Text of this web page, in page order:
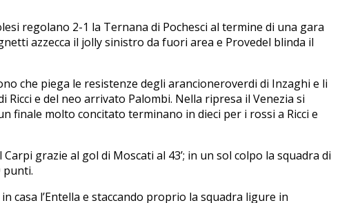
regolano 2-1 la Ternana di Pochesci al termine di una gara
azzecca il jolly sinistro da fuori area e Provedel blinda il
che piega le resistenze degli arancioneroverdi di Inzaghi e li
e del neo arrivato Palombi. Nella ripresa il Venezia si
finale molto concitato terminano in dieci per i rossi a Ricci e
grazie al gol di Moscati al 43’; in un sol colpo la squadra di
punti.
casa l’Entella e staccando proprio la squadra ligure in